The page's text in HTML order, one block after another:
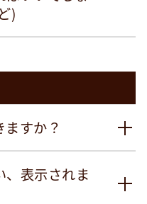
)
すか？
、表示されま